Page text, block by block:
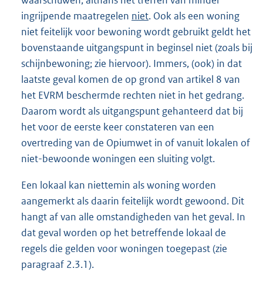
ingrijpende maatregelen niet. Ook als een woning
niet feitelijk voor bewoning wordt gebruikt geldt het
bovenstaande uitgangspunt in beginsel niet (zoals bij
schijnbewoning; zie hiervoor). Immers, (ook) in dat
laatste geval komen de op grond van artikel 8 van
het EVRM beschermde rechten niet in het gedrang.
Daarom wordt als uitgangspunt gehanteerd dat bij
het voor de eerste keer constateren van een
overtreding van de Opiumwet in of vanuit lokalen of
niet-bewoonde woningen een sluiting volgt.
Een lokaal kan niettemin als woning worden
aangemerkt als daarin feitelijk wordt gewoond. Dit
hangt af van alle omstandigheden van het geval. In
dat geval worden op het betreffende lokaal de
regels die gelden voor woningen toegepast (zie
paragraaf 2.3.1).